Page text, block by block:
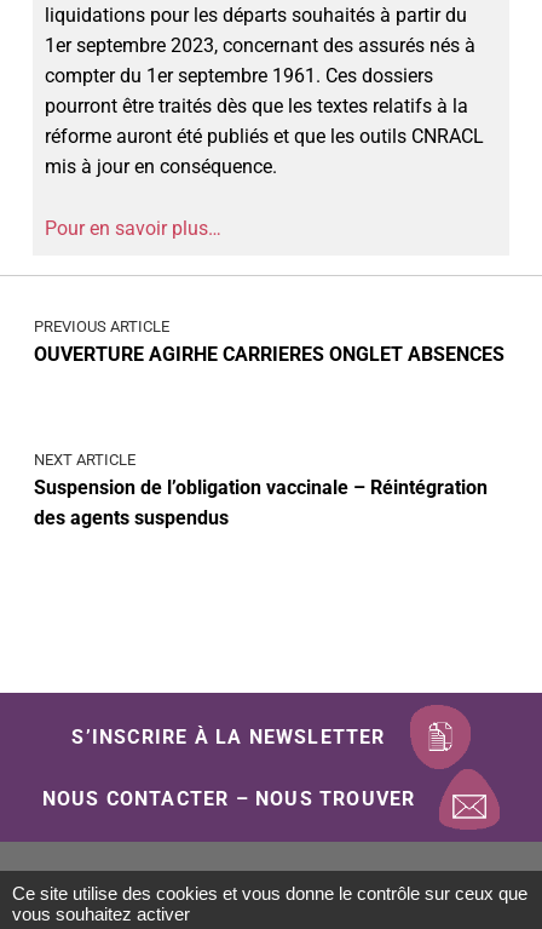
liquidations pour les départs souhaités à partir du
1er septembre 2023, concernant des assurés nés à
compter du 1er septembre 1961. Ces dossiers
pourront être traités dès que les textes relatifs à la
réforme auront été publiés et que les outils CNRACL
mis à jour en conséquence.
Pour en savoir plus…
PREVIOUS ARTICLE
OUVERTURE AGIRHE CARRIERES ONGLET ABSENCES
NEXT ARTICLE
Suspension de l’obligation vaccinale – Réintégration
des agents suspendus
S’INSCRIRE À LA NEWSLETTER
NOUS CONTACTER – NOUS TROUVER
Mentions Légales
Politique de confidentialité
Gestion des cookies
Ce site utilise des cookies et vous donne le contrôle sur ceux que
vous souhaitez activer